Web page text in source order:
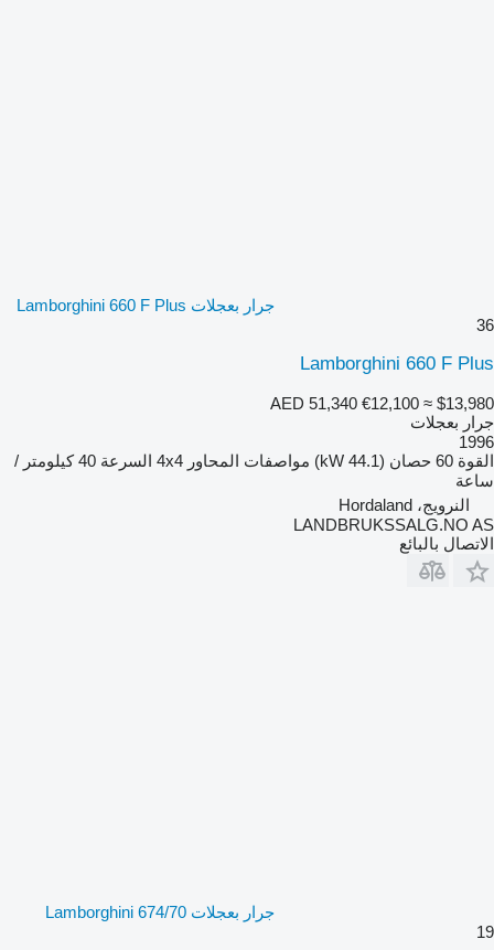
جرار بعجلات Lamborghini 660 F Plus
36
Lamborghini 660 F Plus
AED 51,340 €12,100 ≈ $13,980
جرار بعجلات
1996
القوة 60 حصان (44.1 kW) مواصفات المحاور 4x4 السرعة
40 كيلومتر /
ساعة
النرويج، Hordaland
LANDBRUKSSALG.NO AS
الاتصال بالبائع
جرار بعجلات Lamborghini 674/70
19